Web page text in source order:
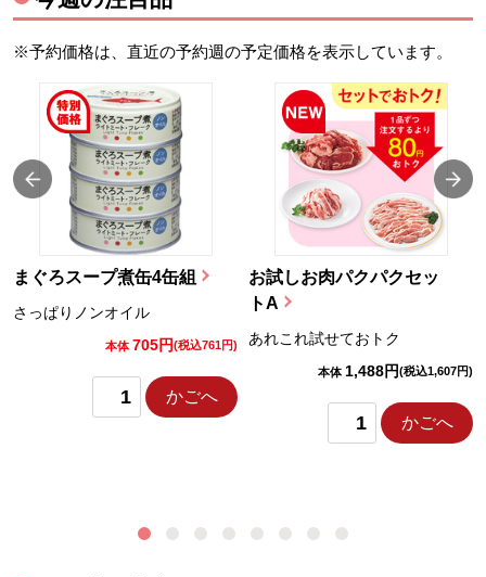
※予約価格は、直近の予約週の予定価格を表示しています。
まぐろスープ煮缶4缶組
さっぱりノンオイル
本体 705円(税込761円)
かごへ
お試しお肉パクパクセッ
トA
あれこれ試せておトク
本体 1,488円(税込1,607円)
かごへ